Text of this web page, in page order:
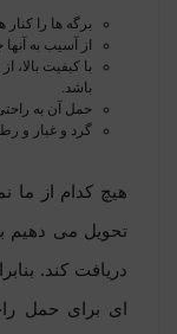
برگه ها را
از آسیب به
باشد.
حمل آن به
گرد و غبار و
هیچ کدام از ما
تحویل می دهیم
دریافت کند.
ای برای حمل